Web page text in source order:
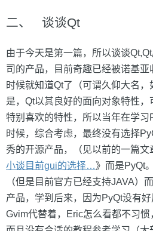
二、 谈谈Qt
由于今天是第一篇，所以谈谈
司的产品，目前奇趣已经被诺基
时候就知道Qt了（可谓久仰大名
是，Qt以其良好的面向对象特性
特别喜欢的特性，所以当年在学
时候，综合考虑，最终没有选择
秀的开源产品，（见以前的一篇文
小谈目前gui的选择…》而是PyQt
（但是目前官方已经支持JAVA）
产品，学到后来，因为PyQt没有
Gvim代替着，Eric怎么看都不习惯